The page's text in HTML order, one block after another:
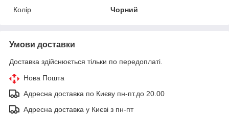
Колір
Чорний
Умови доставки
Доставка здійснюється тільки по передоплаті.
Нова Пошта
Адресна доставка по Києву пн-пт.до 20.00
Адресна доставка у Києві з пн-пт